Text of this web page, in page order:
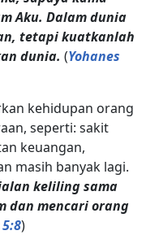
Aku. Dalam dunia
tetapi kuatkanlah
dunia. (Yohanes
kehidupan orang
seperti: sakit
keuangan,
masih banyak lagi.
keliling sama
dan mencari orang
)